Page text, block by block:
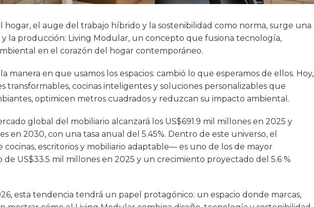
hogar, el auge del trabajo híbrido y la sostenibilidad como norma, surge una
la producción: Living Modular, un concepto que fusiona tecnología,
en el corazón del hogar contemporáneo.
manera en que usamos los espacios: cambió lo que esperamos de ellos. Hoy,
transformables, cocinas inteligentes y soluciones personalizables que
optimicen metros cuadrados y reduzcan su impacto ambiental.
global del mobiliario alcanzará los US$691.9 mil millones en 2025 y
en 2030, con una tasa anual del 5.45%. Dentro de este universo, el
escritorios y mobiliario adaptable— es uno de los de mayor
US$33.5 mil millones en 2025 y un crecimiento proyectado del 5.6 %
esta tendencia tendrá un papel protagónico: un espacio donde marcas,